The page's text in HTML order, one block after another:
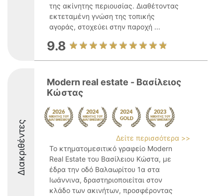
της ακίνητης περιουσίας. Διαθέτοντας
εκτεταμένη γνώση της τοπικής
αγοράς, στοχεύει στην παροχή ...
9.8
Διακριθέντες
Modern real estate - Βασίλειος
Κώστας
Δείτε περισσότερα >>
Το κτηματομεσιτικό γραφείο Modern
Real Estate του Βασίλειου Κώστα, με
έδρα την οδό Βαλαωρίτου 1α στα
Ιωάννινα, δραστηριοποιείται στον
κλάδο των ακινήτων, προσφέροντας